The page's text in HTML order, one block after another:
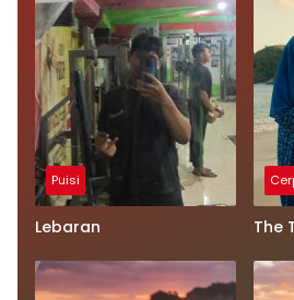
Puisi
Lebaran The